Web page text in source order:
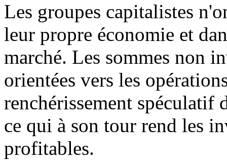
Les groupes capitalistes
leur propre économie et
marché. Les sommes non
orientées vers les
renchérissement spéculatif
ce qui à son tour rend les
profitables.